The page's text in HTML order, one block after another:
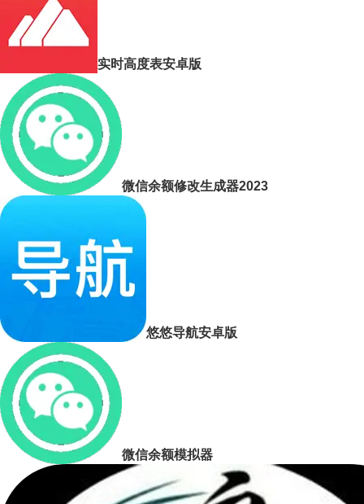
实时高度表安卓版
微信余额修改生成器2023
悠悠导航安卓版
微信余额模拟器